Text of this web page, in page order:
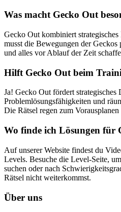
Was macht Gecko Out
Gecko Out kombiniert
musst die Bewegungen der
und alles vor Ablauf der Zeit
Hilft Gecko Out beim
Ja! Gecko Out fördert strategisches
Problemlösungsfähigkeiten und
Die Rätsel regen zum
Wo finde ich Lösungen für
Auf unserer Website findest du
Levels. Besuche die Level-Seite,
suchen oder nach
Rätsel nicht weiterkommst.
Über uns